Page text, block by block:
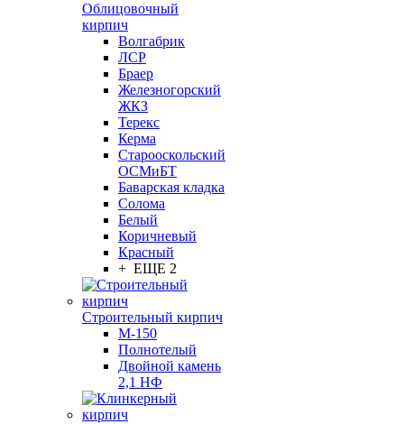
Облицовочный
кирпич
Волгабрик
ЛСР
Браер
Железногорский
ЖКЗ
Терекс
Керма
Старооскольский
ОСМиБТ
Баварская кладка
Солома
Белый
Коричневый
Красный
+ ЕЩЕ 2
Строительный кирпич
М-150
Полнотелый
Двойной камень
2,1 НФ